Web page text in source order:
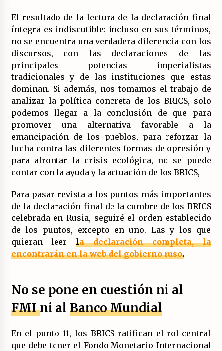
El resultado de la lectura de la declaración final
íntegra es indiscutible: incluso en sus términos,
no se encuentra una verdadera diferencia con los
discursos, con las declaraciones de las
principales potencias imperialistas
tradicionales y de las instituciones que estas
dominan. Si además, nos tomamos el trabajo de
analizar la política concreta de los BRICS, solo
podemos llegar a la conclusión de que para
promover una alternativa favorable a la
emancipación de los pueblos, para reforzar la
lucha contra las diferentes formas de opresión y
para afrontar la crisis ecológica, no se puede
contar con la ayuda y la actuación de los BRICS,
Para pasar revista a los puntos más importantes
de la declaración final de la cumbre de los BRICS
celebrada en Rusia, seguiré el orden establecido
de los puntos, excepto en uno. Las y los que
quieran leerla declaración completa, la
encontrarán en la web del gobierno ruso.
No se pone en cuestión ni al
FMIni al Banco Mundial
En el punto 11, los BRICS ratifican el rol central
que debe tener el Fondo Monetario Internacional